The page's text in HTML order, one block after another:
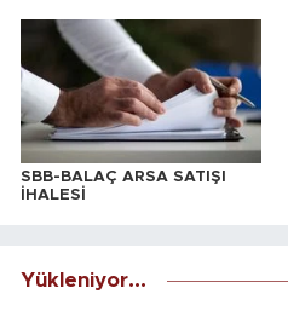
SBB-BALAÇ ARSA SATIŞI
İHALESİ
Yükleniyor...